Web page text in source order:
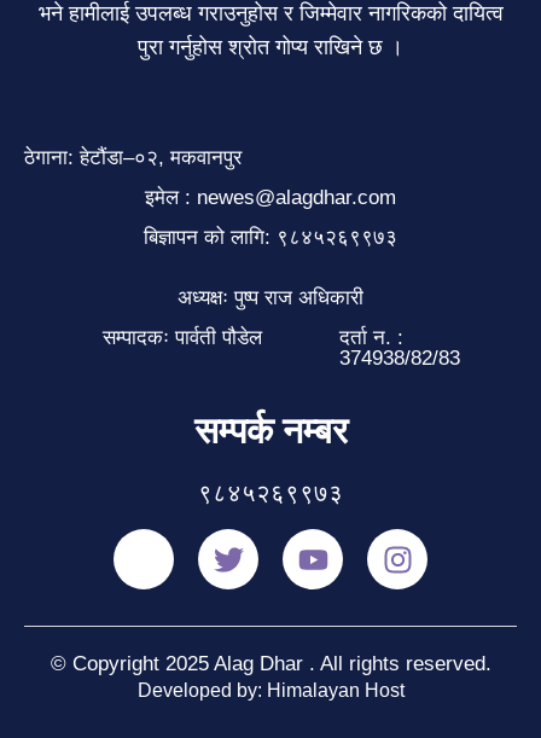
भने हामीलाई उपलब्ध गराउनुहोस र जिम्मेवार नागरिकको दायित्व
पुरा गर्नुहोस श्रोत गोप्य राखिने छ ।
ठेगाना: हेटौंडा–०२, मकवानपुर
इमेल : newes@alagdhar.com
बिज्ञापन को लागि: ९८४५२६९९७३
अध्यक्षः पुष्प राज अधिकारी
सम्पादकः पार्वती पौडेल
दर्ता न. :
374938/82/83
सम्पर्क नम्बर
९८४५२६९९७३
© Copyright 2025 Alag Dhar . All rights reserved.
Developed by: Himalayan Host